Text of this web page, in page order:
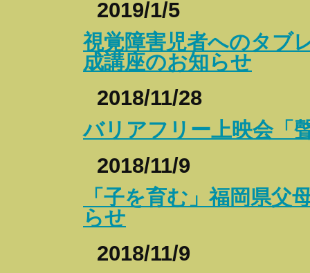
2019/1/5
視覚障害児者へのタブ
成講座のお知らせ
2018/11/28
バリアフリー上映会「
2018/11/9
「子を育む」福岡県父
らせ
2018/11/9